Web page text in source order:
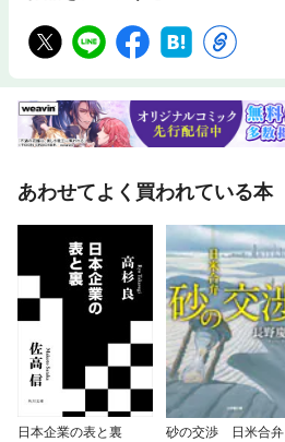
あわせてよく買われている本
日本企業の表と裏 砂の交渉 日米合弁